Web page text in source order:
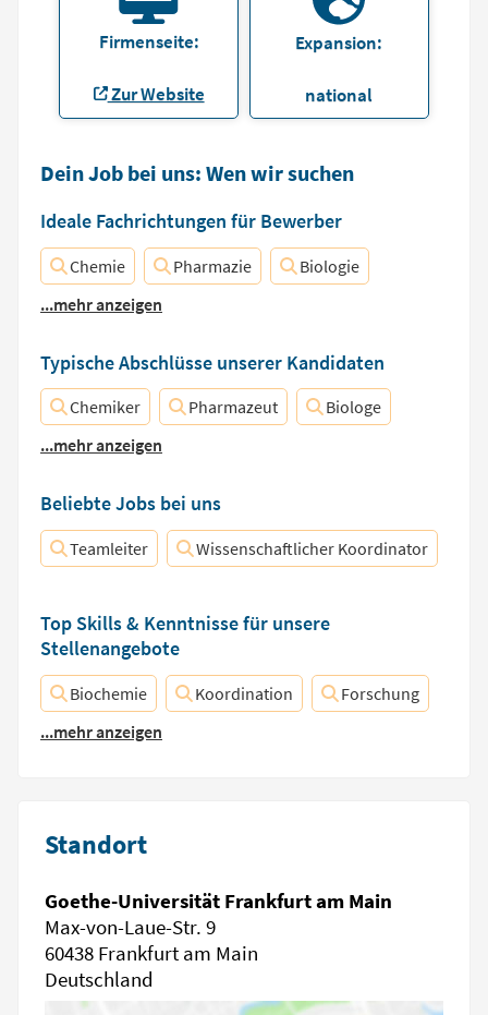
Firmenseite:
Zur Website
Expansion:
national
Dein Job bei uns: Wen wir suchen
Ideale Fachrichtungen für Bewerber
Chemie Pharmazie
Biologie
...mehr anzeigen
Typische Abschlüsse unserer Kandidaten
Chemiker Pharmazeut
Biologe
...mehr anzeigen
Beliebte Jobs bei uns
Teamleiter Wissenschaftlicher Koordinator
Top Skills & Kenntnisse für unsere
Stellenangebote
Biochemie Koordination
Forschung
...mehr anzeigen
Standort
Goethe-Universität Frankfurt am Main
Max-von-Laue-Str. 9
60438 Frankfurt am Main
Deutschland